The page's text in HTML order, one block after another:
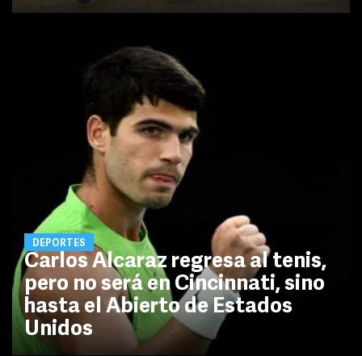
DEPORTES
Carlos Alcaraz regresa al tenis,
pero no será en Cincinnati, sino
hasta el Abierto de Estados
Unidos